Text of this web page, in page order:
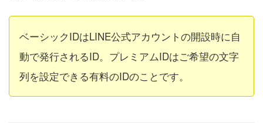
ベーシックIDはLINE公式アカウントの開設時に自
動で発行されるID。プレミアムIDはご希望の文字
列を設定できる有料のIDのことです。